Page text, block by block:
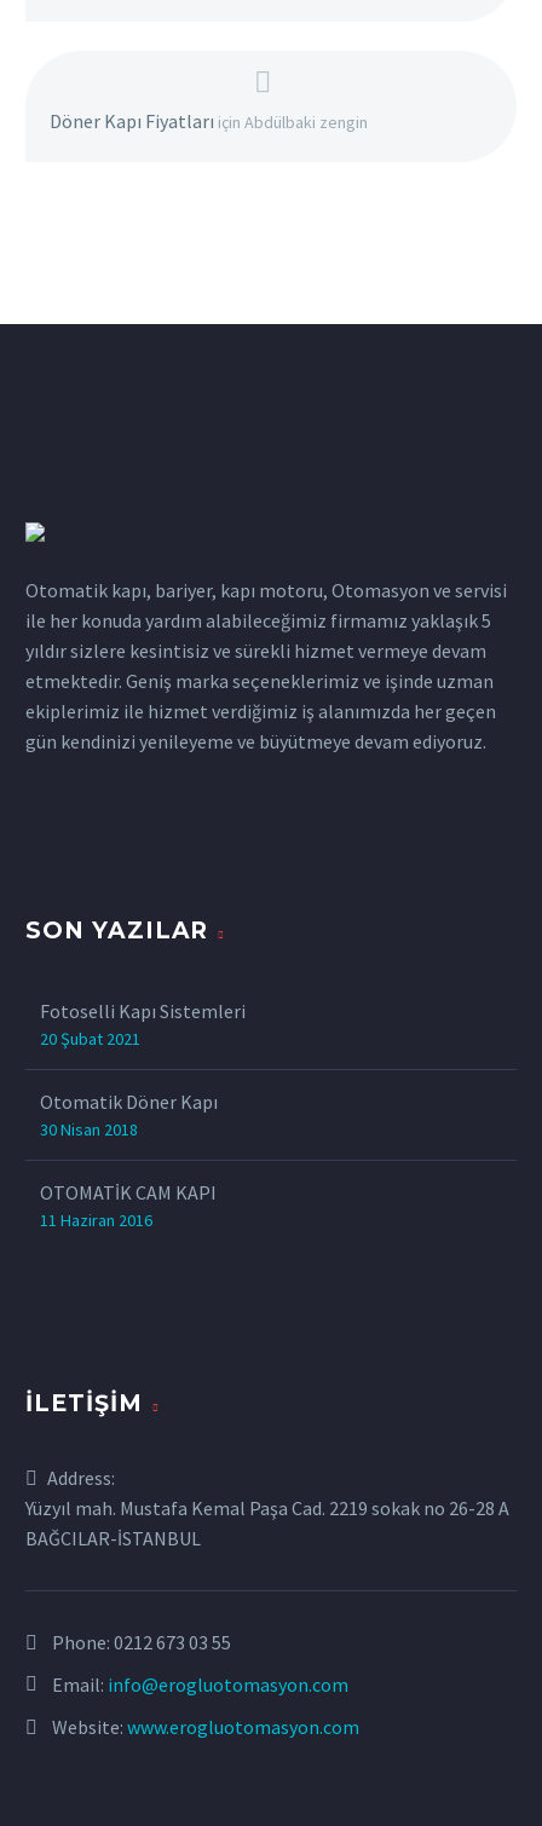
Döner Kapı Fiyatları için Abdülbaki zengin
Otomatik kapı, bariyer, kapı motoru, Otomasyon ve servisi
ile her konuda yardım alabileceğimiz firmamız yaklaşık 5
yıldır sizlere kesintisiz ve sürekli hizmet vermeye devam
etmektedir. Geniş marka seçeneklerimiz ve işinde uzman
ekiplerimiz ile hizmet verdiğimiz iş alanımızda her geçen
gün kendinizi yenileyeme ve büyütmeye devam ediyoruz.
SON YAZILAR
Fotoselli Kapı Sistemleri
20 Şubat 2021
Otomatik Döner Kapı
30 Nisan 2018
OTOMATİK CAM KAPI
11 Haziran 2016
İLETIŞIM
Address:
Yüzyıl mah. Mustafa Kemal Paşa Cad. 2219 sokak no 26-28 A
BAĞCILAR-İSTANBUL
Phone: 0212 673 03 55
Email: info@erogluotomasyon.com
Website: www.erogluotomasyon.com